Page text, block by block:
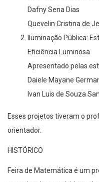
Dafny Sena Dias
Quevelin Cristina de
Iluminação Pública:
Eficiência Luminosa
Apresentado pelas
Daiele Mayane
Ivan Luis de Souza
Esses projetos tiveram o
orientador.
HISTÓRICO
Feira de Matemática é um